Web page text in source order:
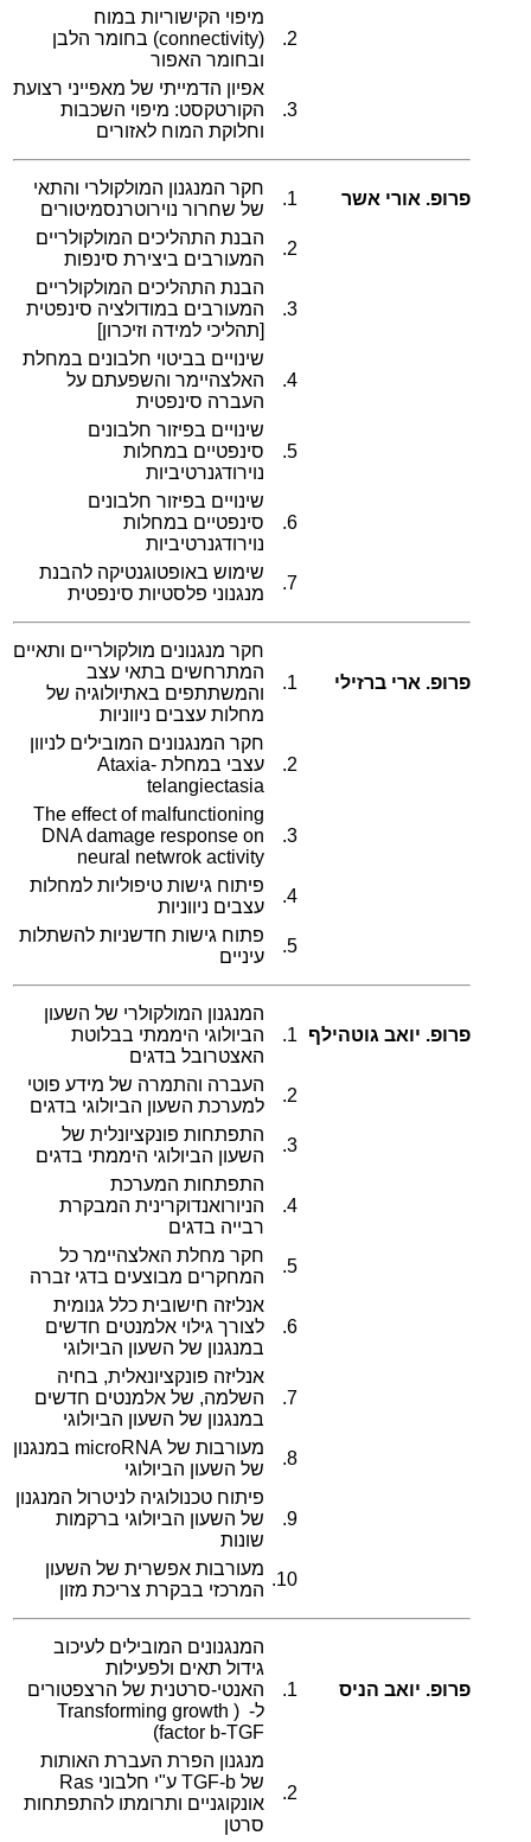
2.
מיפוי הקישוריות במוח
(connectivity) בחומר הלבן
ובחומר האפור
3.
אפיון הדמייתי של מאפייני רצועת
הקורטקסט: מיפוי השכבות
וחלוקת המוח לאזורים
פרופ. אורי אשר 1.
חקר המנגנון המולקולרי והתאי
של שחרור נוירוטרנסמיטורים
2.
הבנת התהליכים המולקולריים
המעורבים ביצירת סינפות
3.
הבנת התהליכים המולקולריים
המעורבים במודולציה סינפטית
[תהליכי למידה וזיכרון]
4.
שינויים בביטוי חלבונים במחלת
האלצהיימר והשפעתם על
העברה סינפטית
5.
שינויים בפיזור חלבונים
סינפטיים במחלות
נוירודגנרטיביות
6.
שינויים בפיזור חלבונים
סינפטיים במחלות
נוירודגנרטיביות
7.
שימוש באופטוגנטיקה להבנת
מנגנוני פלסטיות סינפטית
פרופ. ארי ברזילי 1.
חקר מנגנונים מולקולריים ותאיים
המתרחשים בתאי עצב
והמשתתפים באתיולוגיה של
מחלות עצבים ניווניות
2.
חקר המנגנונים המובילים לניוון
עצבי במחלת Ataxia-
telangiectasia
3.
The effect of malfunctioning
DNA damage response on
neural netwrok activity
4.
פיתוח גישות טיפוליות למחלות
עצבים ניווניות
5.
פתוח גישות חדשניות להשתלות
עיניים
פרופ. יואב גוטהילף 1.
המנגנון המולקולרי של השעון
הביולוגי היממתי בבלוטת
האצטרובל בדגים
2.
העברה והתמרה של מידע פוטי
למערכת השעון הביולוגי בדגים
3.
התפתחות פונקציונלית של
השעון הביולוגי היממתי בדגים
4.
התפתחות המערכת
הניורואנדוקרינית המבקרת
רבייה בדגים
5.
חקר מחלת האלצהיימר כל
המחקרים מבוצעים בדגי זברה
6.
אנליזה חישובית כלל גנומית
לצורך גילוי אלמנטים חדשים
במנגנון של השעון הביולוגי
7.
אנליזה פונקציונאלית, בחיה
השלמה, של אלמנטים חדשים
במנגנון של השעון הביולוגי
8.
מעורבות של microRNA במנגנון
של השעון הביולוגי
9.
פיתוח טכנולוגיה לניטרול המנגנון
של השעון הביולוגי ברקמות
שונות
10.
מעורבות אפשרית של השעון
המרכזי בבקרת צריכת מזון
פרופ. יואב הניס 1.
המנגנונים המובילים לעיכוב
גידול תאים ולפעילות
האנטי-סרטנית של הרצפטורים
ל- ( Transforming growth
factor b-TGF
)
2.
מנגנון הפרת העברת האותות
של TGF-b ע"י חלבוני Ras
אונקוגניים ותרומתו להתפתחות
סרטן